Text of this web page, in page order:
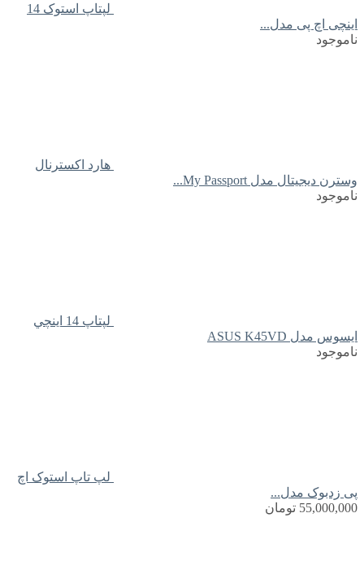
لپتاپ استوک 14
اینچی اچ پی مدل...
ناموجود
هارد اکسترنال
وسترن دیجیتال مدل My Passport...
ناموجود
لپتاپ 14 اينچي
ايسوس مدل ASUS K45VD
ناموجود
لپ تاپ استوک اچ
پی زدبوک مدل...
55,000,000 تومان